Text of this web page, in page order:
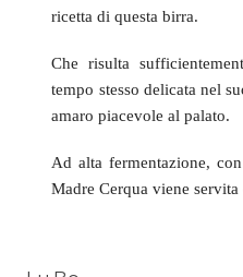
ricetta di questa birra.
Che risulta
tempo stesso delicata nel
amaro piacevole al palato.
Ad alta fermentazione,
Madre Cerqua viene